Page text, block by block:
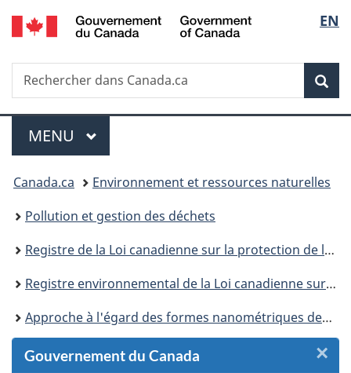
Passer
au
des
Passer
au
principal
Passer
à
Au
du
Passer
à
version
simplifiée
de
la
EN
Recherche
Rechercher
dans
Menu
MENU PRINCIPAL
Vous
êtes
ici :
Canada.ca
Environnement et ressources naturelles
Pollution et gestion des déchets
Registre de la Loi canadienne sur la protection de l’environnement
Registre environnemental de la Loi canadienne sur la protection de l’environnement : publications
Approche à l'égard des formes nanométriques des substances inscrites à la Liste intérieure des substances : chapitre 1
Gouvernement du Canada ×